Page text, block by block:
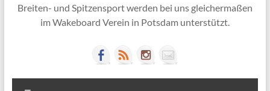
Breiten- und Spitzensport werden bei uns gleichermaßen
im Wakeboard Verein in Potsdam unterstützt.